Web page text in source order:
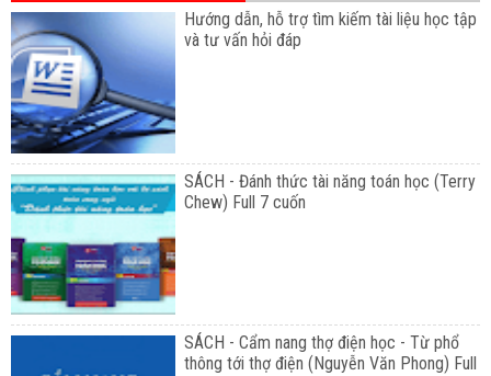
Hướng dẫn, hỗ trợ tìm kiếm tài liệu học tập
và tư vấn hỏi đáp
SÁCH - Đánh thức tài năng toán học (Terry
Chew) Full 7 cuốn
SÁCH - Cẩm nang thợ điện học - Từ phổ
thông tới thợ điện (Nguyễn Văn Phong) Full